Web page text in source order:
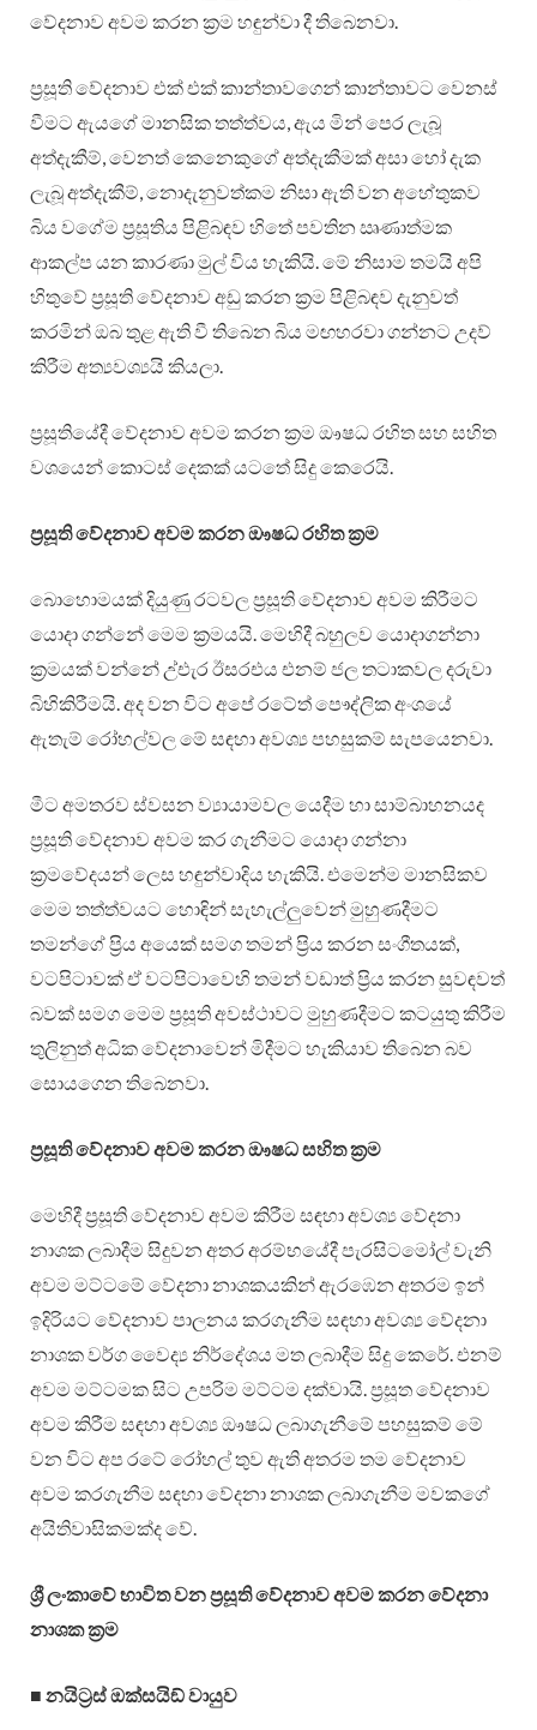
වේදනාව අවම කරන ක්‍රම හඳුන්වා දී තිබෙනවා.
ප්‍රසූති වේදනාව එක් එක් කාන්තාවගෙන් කාන්තාවට වෙනස්
වීමට ඇයගේ මානසික තත්ත්වය, ඇය මින් පෙර ලැබූ
අත්දැකීම්, වෙනත් කෙනෙකුගේ අත්දැකීමක් අසා හෝ දැක
ලැබූ අත්දැකීම්, නොදැනුවත්කම නිසා ඇති වන අහේතුකව
බිය වගේම ප්‍රසූතිය පිළිබඳව හිතේ පවතින ඍණාත්මක
ආකල්ප යන කාරණා මුල් විය හැකියි. මේ නිසාම තමයි අපි
හිතුවේ ප්‍රසූති වේදනාව අඩු කරන ක්‍රම පිළිබඳව දැනුවත්
කරමින් ඔබ තුළ ඇති වී තිබෙන බිය මඟහරවා ගන්නට උදව්
කිරීම අත්‍යවශ්‍යයි කියලා.
ප්‍රසූතියේදී වේදනාව අවම කරන ක්‍රම ඖෂධ රහිත සහ සහිත
වශයෙන් කොටස් දෙකක් යටතේ සිදු කෙරෙයි.
ප්‍රසූති වේදනාව අවම කරන ඖෂධ රහිත ක්‍රම
බොහොමයක් දියුණු රටවල ප්‍රසූති වේදනාව අවම කිරීමට
යොදා ගන්නේ මෙම ක්‍රමයයි. මෙහිදී බහුලව යොදාගන්නා
ක්‍රමයක් වන්නේ උ්එැර ඊසරඑය එනම් ජල තටාකවල දරුවා
බිහිකිරීමයි. අද වන විට අපේ රටේත් පෞද්ලික අංශයේ
ඇතැම් රෝහල්වල මේ සඳහා අවශ්‍ය පහසුකම් සැපයෙනවා.
මීට අමතරව ස්වසන ව්‍යායාමවල යෙදීම හා සාම්බාහනයද
ප්‍රසූති වේදනාව අවම කර ගැනීමට යොදා ගන්නා
ක්‍රමවේදයන් ලෙස හඳුන්වාදිය හැකියි. එමෙන්ම මානසිකව
මෙම තත්ත්වයට හොඳින් සැහැල්ලුවෙන් මුහුණදීමට
තමන්ගේ ප්‍රිය අයෙක් සමග තමන් ප්‍රිය කරන සංගීතයක්,
වටපිටාවක් ඒ වටපිටාවෙහි තමන් වඩාත් ප්‍රිය කරන සුවඳවත්
බවක් සමග මෙම ප්‍රසූති අවස්ථාවට මුහුණදීමට කටයුතු කිරීම
තුලිනුත් අධික වේදනාවෙන් මිදීමට හැකියාව තිබෙන බව
සොයගෙන තිබෙනවා.
ප්‍රසූති වේදනාව අවම කරන ඖෂධ සහිත ක්‍රම
මෙහිදී ප්‍රසූති වේදනාව අවම කිරීම සඳහා අවශ්‍ය වේදනා
නාශක ලබාදීම සිදුවන අතර අරම්භයේදී පැරසිටමෝල් වැනි
අවම මට්ටමේ වේදනා නාශකයකින් ඇරඹෙන අතරම ඉන්
ඉදිරියට වේදනාව පාලනය කරගැනීම සඳහා අවශ්‍ය වේදනා
නාශක වර්ග වෛද්‍ය නිර්දේශය මත ලබාදීම සිදු කෙරේ. එනම්
අවම මට්ටමක සිට උපරිම මට්ටම දක්වායි. ප්‍රසූත වේදනාව
අවම කිරීම සඳහා අවශ්‍ය ඖෂධ ලබාගැනීමේ පහසුකම් මේ
වන විට අප රටේ රෝහල් තුව ඇති අතරම තම වේදනාව
අවම කරගැනීම සඳහා වේදනා නාශක ලබාගැනීම මවකගේ
අයිතිවාසිකමක්ද වේ.
ශ්‍රී ලංකාවේ භාවිත වන ප්‍රසූති වේදනාව අවම කරන වේදනා
නාශක ක්‍රම
■ නයිට්‍රස් ඔක්සයිඞ් වායුව